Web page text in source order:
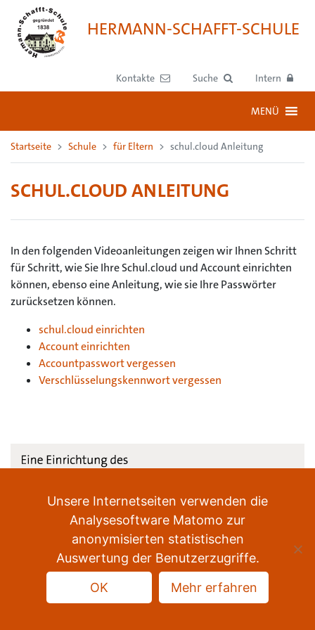
HERMANN-SCHAFFT-SCHULE
Kontakte Suche Intern
MENÜ
Startseite Schule für Eltern schul.cloud Anleitung
SCHUL.CLOUD ANLEITUNG
In den folgenden Videoanleitungen zeigen wir Ihnen Schritt
für Schritt, wie Sie Ihre Schul.cloud und Account einrichten
können, ebenso eine Anleitung, wie sie Ihre Passwörter
zurücksetzen können.
schul.cloud einrichten
Account einrichten
Accountpasswort vergessen
Verschlüsselungskennwort vergessen
Datenschutz Impressum
nach oben
Unsere Internetseiten verwenden die
Analysesoftware Matomo zur
anonymisierten statistischen
Auswertung der Benutzerzugriffe.
OK Mehr erfahren